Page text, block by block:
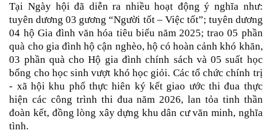
Tại Ngày hội đã diễn ra nhiều hoạt động ý nghĩa như:
tuyên dương 03 gương “Người tốt – Việc tốt”; tuyên dương
04 hộ Gia đình văn hóa tiêu biểu năm 2025; trao 05 phần
quà cho gia đình hộ cận nghèo, hộ có hoàn cảnh khó khăn,
03 phần quà cho Hộ gia đình chính sách và 05 suất học
bổng cho học sinh vượt khó học giỏi. Các tổ chức chính trị
- xã hội khu phố thực hiên ký kết giao ước thi đua thực
hiện các công trình thi đua năm 2026, lan tỏa tinh thần
đoàn kết, đồng lòng xây dựng khu dân cư văn minh, nghĩa
tình.